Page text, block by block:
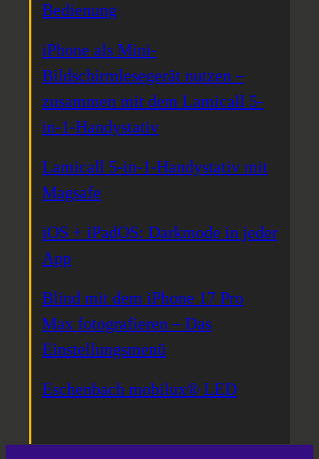
Bedienung
iPhone als Mini-
Bildschirmlesegerät nutzen –
zusammen mit dem Lamicall 5-
in-1-Handystativ
Lamicall 5-in-1-Handystativ mit
Magsafe
iOS + iPadOS: Darkmode in jeder
App
Blind mit dem iPhone 17 Pro
Max fotografieren – Das
Einstellungsmenü
Eschenbach mobilux® LED